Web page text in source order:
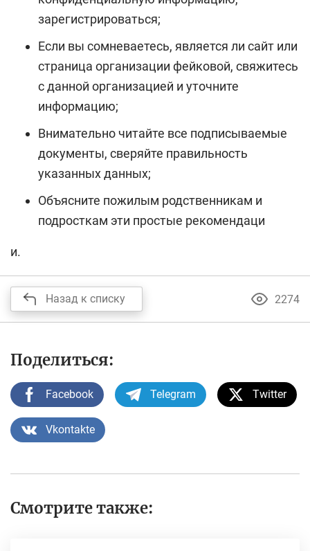
зарегистрироваться;
Если вы сомневаетесь, является ли сайт или
страница организации фейковой, свяжитесь
с данной организацией и уточните
информацию;
Внимательно читайте все подписываемые
документы, сверяйте правильность
указанных данных;
Объясните пожилым родственникам и
подросткам эти простые рекомендаци
и.
Назад к списку 2274
Поделиться:
Facebook Telegram Twitter
Vkontakte
Смотрите также: